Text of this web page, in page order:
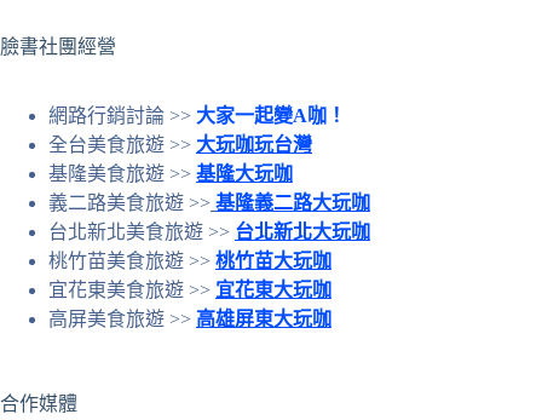
果
臉書社團經營
網路行銷討論 >> 大家一起變A咖！
全台美食旅遊 >> 大玩咖玩台灣
基隆美食旅遊 >> 基隆大玩咖
義二路美食旅遊 >> 基隆義二路大玩咖
台北新北美食旅遊 >> 台北新北大玩咖
桃竹苗美食旅遊 >> 桃竹苗大玩咖
宜花東美食旅遊 >> 宜花東大玩咖
高屏美食旅遊 >> 高雄屏東大玩咖
合作媒體